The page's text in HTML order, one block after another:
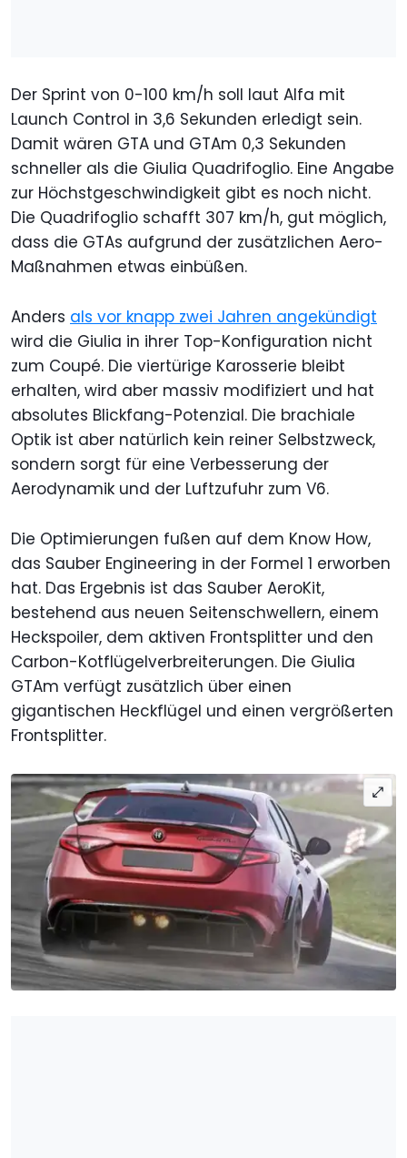
Der Sprint von 0-100 km/h soll laut Alfa mit
Launch Control in 3,6 Sekunden erledigt sein.
Damit wären GTA und GTAm 0,3 Sekunden
schneller als die Giulia Quadrifoglio. Eine Angabe
zur Höchstgeschwindigkeit gibt es noch nicht.
Die Quadrifoglio schafft 307 km/h, gut möglich,
dass die GTAs aufgrund der zusätzlichen Aero-
Maßnahmen etwas einbüßen.
Anders als vor knapp zwei Jahren angekündigt
wird die Giulia in ihrer Top-Konfiguration nicht
zum Coupé. Die viertürige Karosserie bleibt
erhalten, wird aber massiv modifiziert und hat
absolutes Blickfang-Potenzial. Die brachiale
Optik ist aber natürlich kein reiner Selbstzweck,
sondern sorgt für eine Verbesserung der
Aerodynamik und der Luftzufuhr zum V6.
Die Optimierungen fußen auf dem Know How,
das Sauber Engineering in der Formel 1 erworben
hat. Das Ergebnis ist das Sauber AeroKit,
bestehend aus neuen Seitenschwellern, einem
Heckspoiler, dem aktiven Frontsplitter und den
Carbon-Kotflügelverbreiterungen. Die Giulia
GTAm verfügt zusätzlich über einen
gigantischen Heckflügel und einen vergrößerten
Frontsplitter.